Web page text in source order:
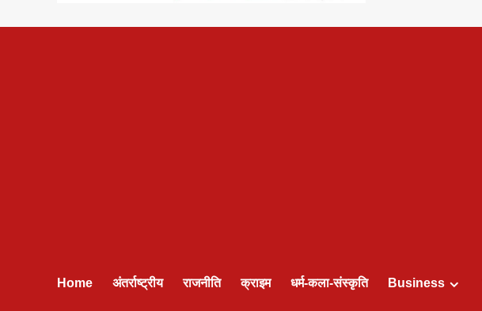
Home अंतर्राष्ट्रीय राजनीति क्राइम धर्म-कला-संस्कृति Business